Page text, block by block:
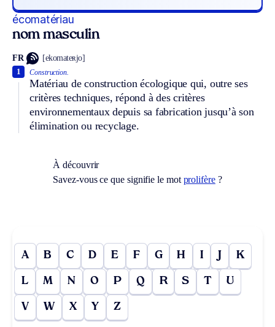
écomatériau
nom masculin
FR [ekomateʀjo]
Construction.
Matériau de construction écologique qui, outre ses
critères techniques, répond à des critères
environnementaux depuis sa fabrication jusqu’à son
élimination ou recyclage.
1
À découvrir
Savez-vous ce que signifie le mot prolifère?
A B C D E F G H I J K
L M N O P Q R S T U
V W X Y Z